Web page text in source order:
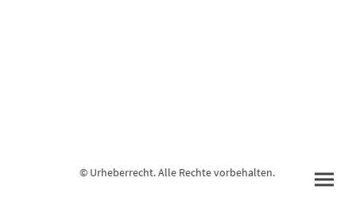
© Urheberrecht. Alle Rechte vorbehalten.